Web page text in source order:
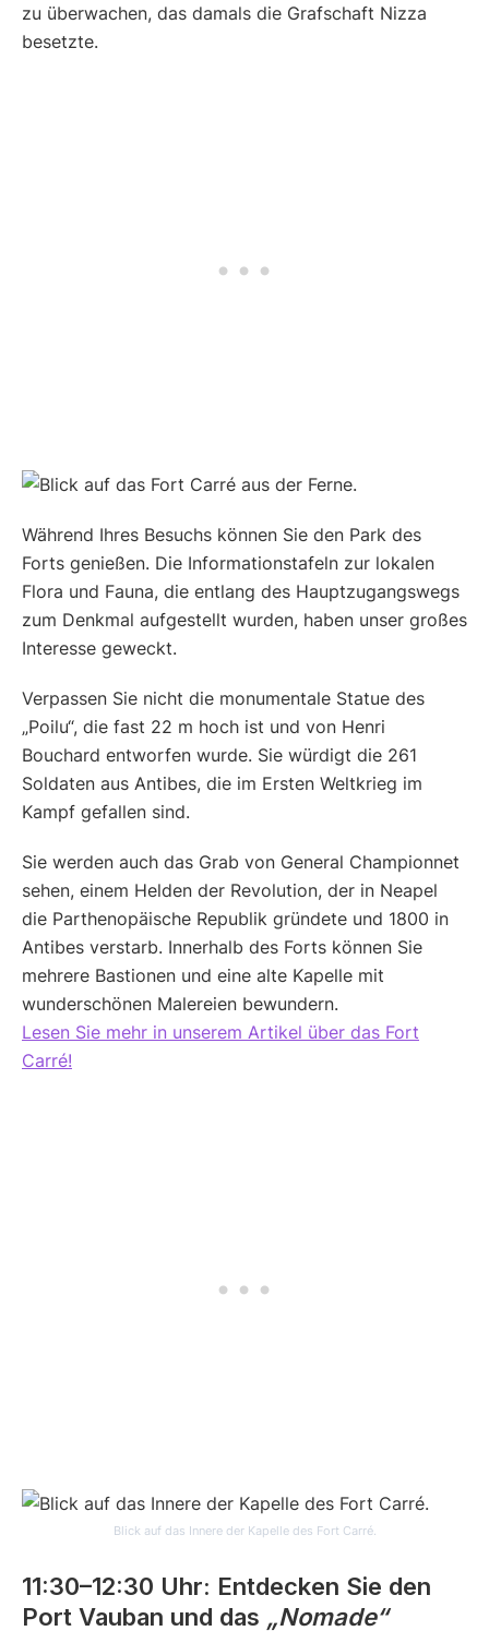
zu überwachen, das damals die Grafschaft Nizza
besetzte.
Während Ihres Besuchs können Sie den Park des
Forts genießen. Die Informationstafeln zur lokalen
Flora und Fauna, die entlang des Hauptzugangswegs
zum Denkmal aufgestellt wurden, haben unser großes
Interesse geweckt.
Verpassen Sie nicht die monumentale Statue des
„Poilu“, die fast 22 m hoch ist und von Henri
Bouchard entworfen wurde. Sie würdigt die 261
Soldaten aus Antibes, die im Ersten Weltkrieg im
Kampf gefallen sind.
Sie werden auch das Grab von General Championnet
sehen, einem Helden der Revolution, der in Neapel
die Parthenopäische Republik gründete und 1800 in
Antibes verstarb. Innerhalb des Forts können Sie
mehrere Bastionen und eine alte Kapelle mit
wunderschönen Malereien bewundern.
Lesen Sie mehr in unserem Artikel über das Fort
Carré!
Blick auf das Innere der Kapelle des Fort Carré.
11:30–12:30 Uhr: Entdecken Sie den
Port Vauban und das „Nomade“